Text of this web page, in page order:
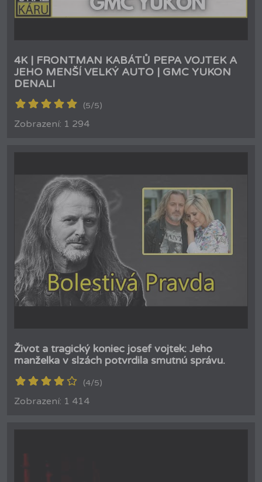
4K | FRONTMAN KABÁTŮ PEPA VOJTEK A
JEHO MENŠÍ VELKÝ AUTO | GMC YUKON
DENALI
(5/5)
Zobrazení: 1 294
Život a tragický koniec josef vojtek: Jeho
manželka v slzách potvrdila smutnú správu.
(4/5)
Zobrazení: 1 414